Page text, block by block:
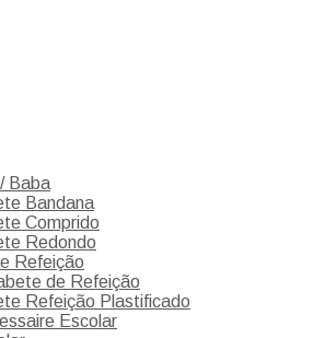
Baba
Bandana
Comprido
Redondo
Refeição
de Refeição
Refeição Plastificado
Escolar